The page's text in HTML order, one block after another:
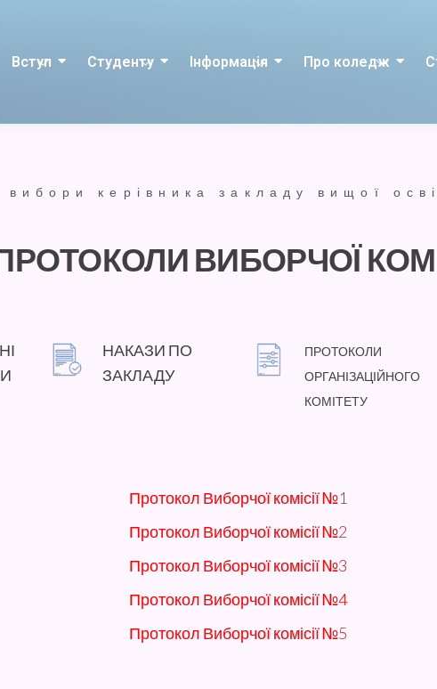
Вступ Студенту Інформація Про коледж
вибори керівника закладу вищої
ВИБОРЧОЇ
НАКАЗИ ПО
ЗАКЛАДУ
ПРОТОКОЛИ
ОРГАНІЗАЦІЙНОГО
КОМІТЕТУ
Протокол Виборчої комісії №1
Протокол Виборчої комісії №2
Протокол Виборчої комісії №3
Протокол Виборчої комісії №4
Протокол Виборчої комісії №5